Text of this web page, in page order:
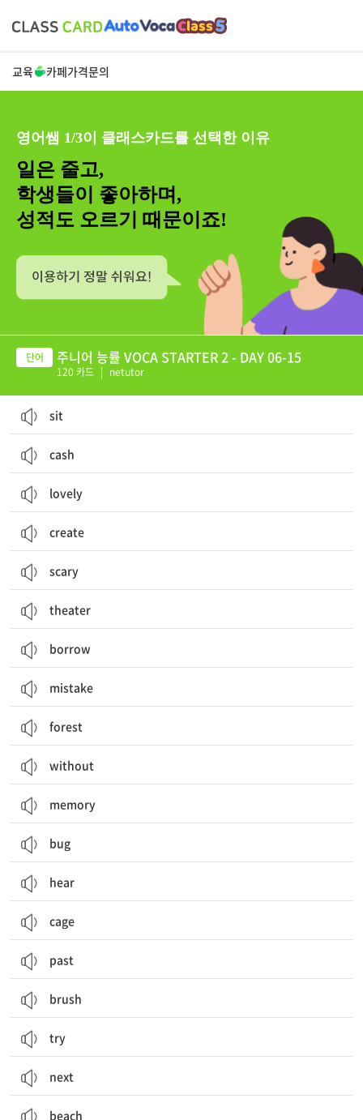
교육 카페가격문의
영어쌤 1/3이 클래스카드를 선택한 이유
일은 줄고,
학생들이 좋아하며,
성적도 오르기 때문이죠!
주니어 능률 VOCA STARTER 2 - DAY 06-15
120 카드 | netutor
sit
cash
lovely
create
scary
theater
borrow
mistake
forest
without
memory
bug
hear
cage
past
brush
try
next
beach